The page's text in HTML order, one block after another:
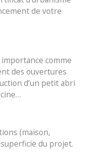
de votre
comme
des ouvertures
d’un petit abri
(maison,
du projet.